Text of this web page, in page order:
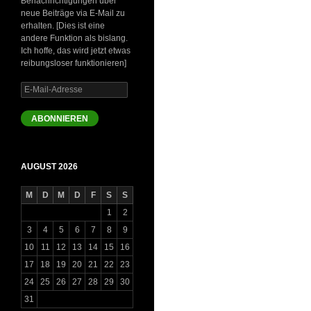
neue Beiträge via E-Mail zu
erhalten. [Dies ist eine
andere Funktion als bislang.
Ich hoffe, das wird jetzt etwas
reibungsloser funktionieren]
E-
Mail-
Adresse
ABONNIEREN
AUGUST 2026
M D M D F S
S
1
2
3
4 5 6 7 8
9
10
11 12 13 14 15
16
17
18 19 20 21 22
23
24
25 26 27 28 29
30
31